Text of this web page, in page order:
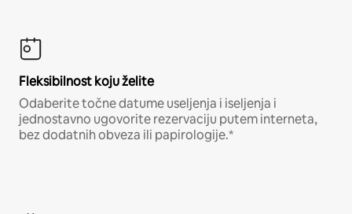
Fleksibilnost koju želite
Odaberite točne datume useljenja i iseljenja i
jednostavno ugovorite rezervaciju putem interneta,
bez dodatnih obveza ili papirologije.*